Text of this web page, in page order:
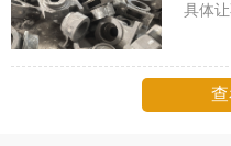
具体
性、
及可